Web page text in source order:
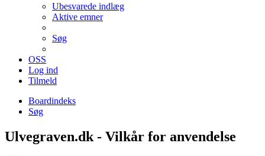
Ubesvarede indlæg
Aktive emner
Søg
OSS
Log ind
Tilmeld
Boardindeks
Søg
Ulvegraven.dk - Vilkår for anvendelse